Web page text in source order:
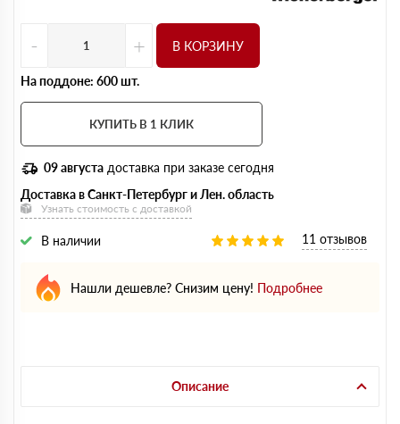
- + В КОРЗИНУ
На поддоне: 600 шт.
КУПИТЬ В 1 КЛИК
09 августа доставка при заказе сегодня
Доставка в Санкт-Петербург и Лен. область
Узнать стоимость с доставкой
В наличии 11 отзывов
Нашли дешевле? Снизим цену! Подробнее
Описание